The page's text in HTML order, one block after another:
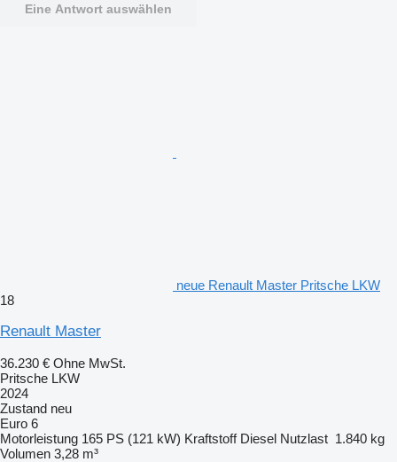
Eine Antwort auswählen
neue Renault Master Pritsche LKW
18
Renault Master
36.230 € Ohne MwSt.
Pritsche LKW
2024
Zustand neu
Euro 6
Motorleistung 165 PS (121 kW) Kraftstoff Diesel Nutzlast 1.840 kg
Volumen 3,28 m³